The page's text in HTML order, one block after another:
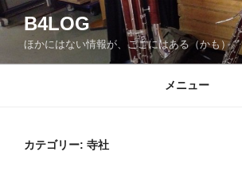
コ
ン
ン
B4LOG
ほかにはない情報が、ここにはある（かも）。
メニュー
カテゴリー: 寺社